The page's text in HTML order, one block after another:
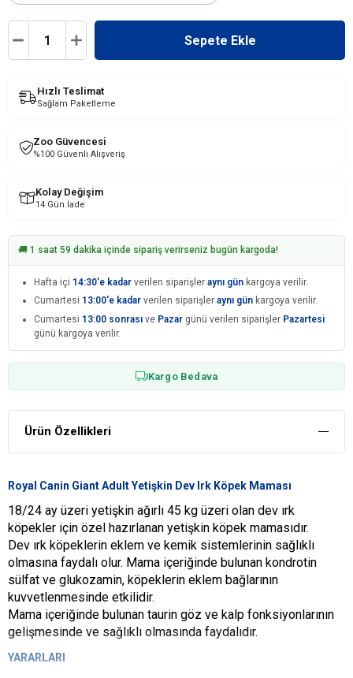
Hızlı Teslimat
Sağlam Paketleme
Zoo Güvencesi
%100 Güvenli Alışveriş
Kolay Değişim
14 Gün İade
🚚 1 saat 59 dakika içinde sipariş verirseniz bugün kargoda!
Hafta içi 14:30'e kadar verilen siparişleraynı gün kargoya verilir.
Cumartesi 13:00'e kadar verilen siparişleraynı gün kargoya verilir.
Cumartesi 13:00 sonrası ve Pazar günü verilen siparişler Pazartesi
günü kargoya verilir.
Kargo Bedava
Ürün Özellikleri
Royal Canin Giant Adult Yetişkin Dev Irk Köpek Maması
18/24 ay üzeri yetişkin ağırlı 45 kg üzeri olan dev ırk
köpekler için özel hazırlanan yetişkin köpek mamasıdır.
Dev ırk köpeklerin eklem ve kemik sistemlerinin sağlıklı
olmasına faydalı olur. Mama içeriğinde bulunan kondrotin
sülfat ve glukozamin, köpeklerin eklem bağlarının
kuvvetlenmesinde etkilidir.
Mama içeriğinde bulunan taurin göz ve kalp fonksiyonlarının
gelişmesinde ve sağlıklı olmasında faydalıdır.
YARARLARI